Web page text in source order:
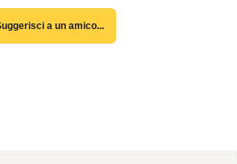
a un amico...